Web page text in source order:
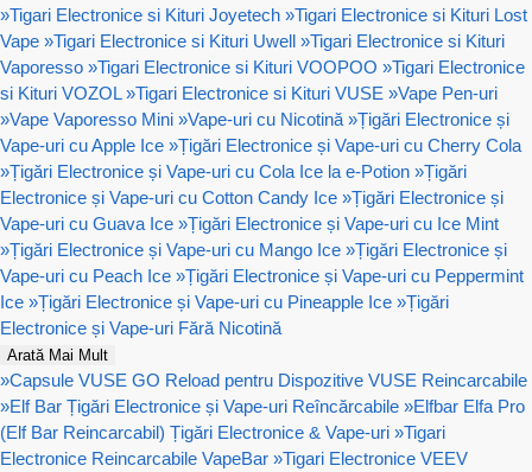
»Tigari Electronice si Kituri Joyetech »Tigari Electronice si Kituri Lost
Vape »Tigari Electronice si Kituri Uwell »Tigari Electronice si Kituri
Vaporesso »Tigari Electronice si Kituri VOOPOO »Tigari Electronice
si Kituri VOZOL »Tigari Electronice si Kituri VUSE »Vape Pen-uri
»Vape Vaporesso Mini »Vape-uri cu Nicotină »Țigări Electronice și
Vape-uri cu Apple Ice »Țigări Electronice și Vape-uri cu Cherry Cola
»Țigări Electronice și Vape-uri cu Cola Ice la e-Potion »Țigări
Electronice și Vape-uri cu Cotton Candy Ice »Țigări Electronice și
Vape-uri cu Guava Ice »Țigări Electronice și Vape-uri cu Ice Mint
»Țigări Electronice și Vape-uri cu Mango Ice »Țigări Electronice și
Vape-uri cu Peach Ice »Țigări Electronice și Vape-uri cu Peppermint
Ice »Țigări Electronice și Vape-uri cu Pineapple Ice »Țigări
Electronice și Vape-uri Fără Nicotină
Arată Mai Mult
»Capsule VUSE GO Reload pentru Dispozitive VUSE Reincarcabile
»Elf Bar Țigări Electronice și Vape-uri Reîncărcabile »Elfbar Elfa Pro
(Elf Bar Reincarcabil) Țigări Electronice & Vape-uri »Tigari
Electronice Reincarcabile VapeBar »Tigari Electronice VEEV